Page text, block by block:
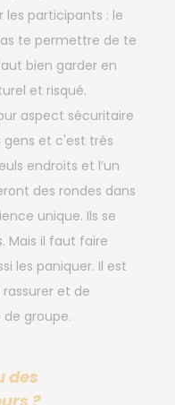
les participants : le
te permettre de te
bien garder en
et risqué.
aspect sécuritaire
gens et c'est très
endroits et l’un
des rondes dans
unique. Ils se
Mais il faut faire
les paniquer. Il est
et de
de groupe.
des